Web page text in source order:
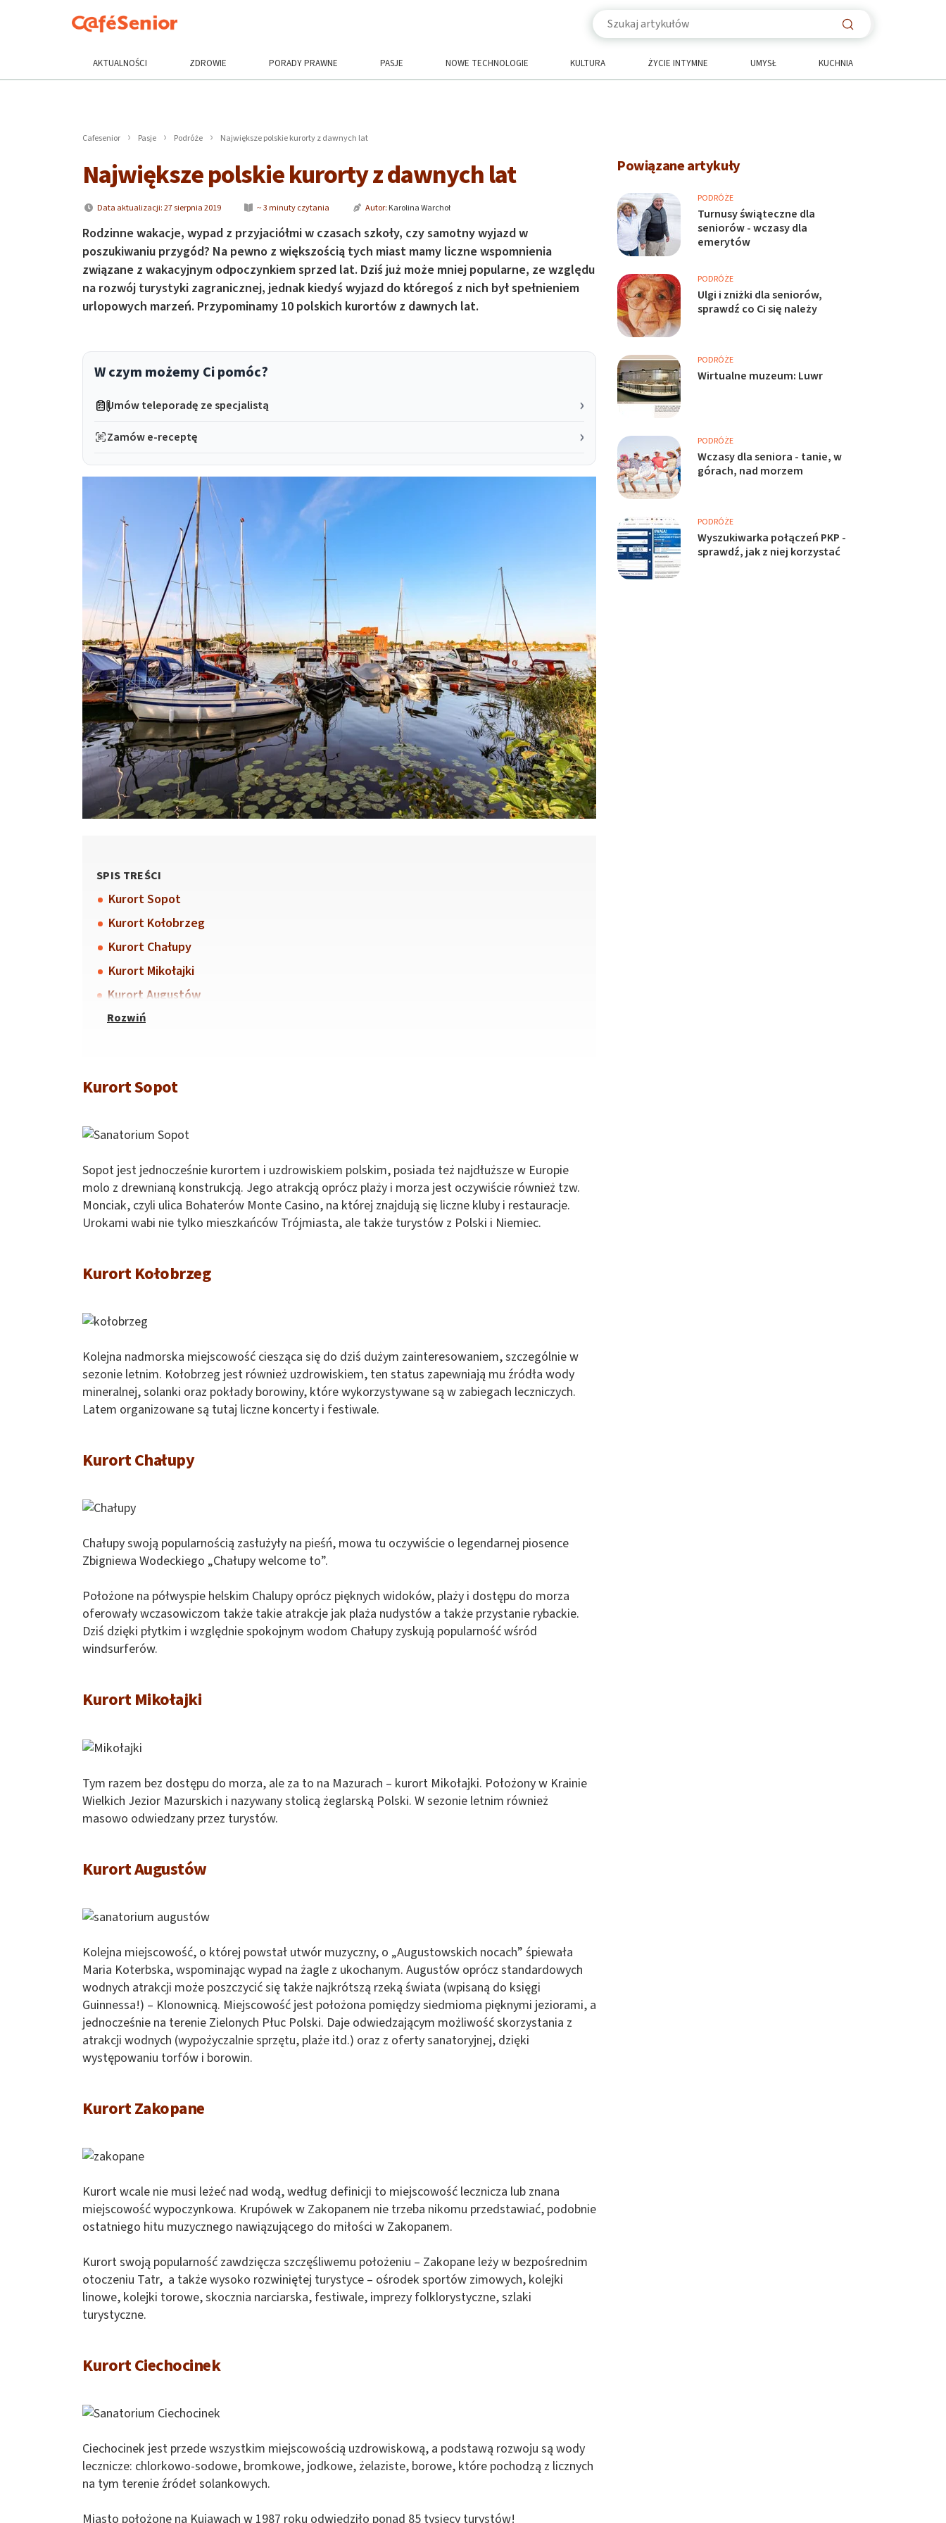
AKTUALNOŚCI ZDROWIE PORADY PRAWNE PASJE NOWE TECHNOLOGIE KULTURA ŻYCIE INTYMNE UMYSŁ KUCHNIA
Cafesenior Pasje Podróże Największe polskie kurorty z dawnych lat
Największe polskie kurorty z dawnych lat
Data aktualizacji: 27 sierpnia 2019 ~ 3 minuty czytania Autor: Karolina Warchoł
Rodzinne wakacje, wypad z przyjaciółmi w czasach szkoły, czy samotny wyjazd w
poszukiwaniu przygód? Na pewno z większością tych miast mamy liczne wspomnienia
związane z wakacyjnym odpoczynkiem sprzed lat. Dziś już może mniej popularne, ze względu
na rozwój turystyki zagranicznej, jednak kiedyś wyjazd do któregoś z nich był spełnieniem
urlopowych marzeń. Przypominamy 10 polskich kurortów z dawnych lat.
W czym możemy Ci pomóc?
Umów teleporadę ze specjalistą
Zamów e-receptę
SPIS TREŚCI
Kurort Sopot
Kurort Kołobrzeg
Kurort Chałupy
Kurort Mikołajki
Kurort Augustów
Kurort Sopot
Sopot jest jednocześnie kurortem i uzdrowiskiem polskim, posiada też najdłuższe w Europie
molo z drewnianą konstrukcją. Jego atrakcją oprócz plaży i morza jest oczywiście również tzw.
Monciak, czyli ulica Bohaterów Monte Casino, na której znajdują się liczne kluby i restauracje.
Urokami wabi nie tylko mieszkańców Trójmiasta, ale także turystów z Polski i Niemiec.
Kurort Kołobrzeg
Kolejna nadmorska miejscowość ciesząca się do dziś dużym zainteresowaniem, szczególnie w
sezonie letnim. Kołobrzeg jest również uzdrowiskiem, ten status zapewniają mu źródła wody
mineralnej, solanki oraz pokłady borowiny, które wykorzystywane są w zabiegach leczniczych.
Latem organizowane są tutaj liczne koncerty i festiwale.
Kurort Chałupy
Chałupy swoją popularnością zasłużyły na pieśń, mowa tu oczywiście o legendarnej piosence
Zbigniewa Wodeckiego „Chałupy welcome to”.
Położone na półwyspie helskim Chalupy oprócz pięknych widoków, plaży i dostępu do morza
oferowały wczasowiczom także takie atrakcje jak plaża nudystów a także przystanie rybackie.
Dziś dzięki płytkim i względnie spokojnym wodom Chałupy zyskują popularność wśród
windsurferów.
Kurort Mikołajki
Tym razem bez dostępu do morza, ale za to na Mazurach – kurort Mikołajki. Położony w Krainie
Wielkich Jezior Mazurskich i nazywany stolicą żeglarską Polski. W sezonie letnim również
masowo odwiedzany przez turystów.
Kurort Augustów
Kolejna miejscowość, o której powstał utwór muzyczny, o „Augustowskich nocach” śpiewała
Maria Koterbska, wspominając wypad na żagle z ukochanym. Augustów oprócz standardowych
wodnych atrakcji może poszczycić się także najkrótszą rzeką świata (wpisaną do księgi
Guinnessa!) – Klonownicą. Miejscowość jest położona pomiędzy siedmioma pięknymi jeziorami, a
jednocześnie na terenie Zielonych Płuc Polski. Daje odwiedzającym możliwość skorzystania z
atrakcji wodnych (wypożyczalnie sprzętu, plaże itd.) oraz z oferty sanatoryjnej, dzięki
występowaniu torfów i borowin.
Kurort Zakopane
Kurort wcale nie musi leżeć nad wodą, według definicji to miejscowość lecznicza lub znana
miejscowość wypoczynkowa. Krupówek w Zakopanem nie trzeba nikomu przedstawiać, podobnie
ostatniego hitu muzycznego nawiązującego do miłości w Zakopanem.
Kurort swoją popularność zawdzięcza szczęśliwemu położeniu – Zakopane leży w bezpośrednim
otoczeniu Tatr, a także wysoko rozwiniętej turystyce – ośrodek sportów zimowych, kolejki
linowe, kolejki torowe, skocznia narciarska, festiwale, imprezy folklorystyczne, szlaki
turystyczne.
Kurort Ciechocinek
Ciechocinek jest przede wszystkim miejscowością uzdrowiskową, a podstawą rozwoju są wody
lecznicze: chlorkowo-sodowe, bromkowe, jodkowe, żelaziste, borowe, które pochodzą z licznych
na tym terenie źródeł solankowych.
Miasto położone na Kujawach w 1987 roku odwiedziło ponad 85 tysięcy turystów!
Powiązane artykuły
PODRÓŻE
Turnusy świąteczne dla
seniorów - wczasy dla
emerytów
PODRÓŻE
Ulgi i zniżki dla seniorów,
sprawdź co Ci się należy
PODRÓŻE
Wirtualne muzeum: Luwr
PODRÓŻE
Wczasy dla seniora - tanie, w
górach, nad morzem
PODRÓŻE
Wyszukiwarka połączeń PKP -
sprawdź, jak z niej korzystać